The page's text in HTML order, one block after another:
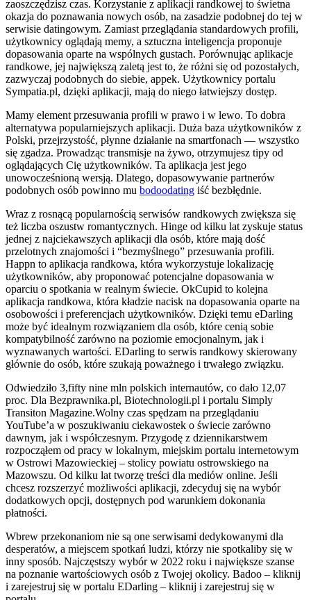
zaoszczędzisz czas. Korzystanie z aplikacji randkowej to świetna
okazja do poznawania nowych osób, na zasadzie podobnej do tej w
serwisie datingowym. Zamiast przeglądania standardowych profili,
użytkownicy oglądają memy, a sztuczna inteligencja proponuje
dopasowania oparte na wspólnych gustach. Porównując aplikacje
randkowe, jej największą zaletą jest to, że różni się od pozostałych,
zazwyczaj podobnych do siebie, appek. Użytkownicy portalu
Sympatia.pl, dzięki aplikacji, mają do niego łatwiejszy dostęp.
Mamy element przesuwania profili w prawo i w lewo. To dobra
alternatywa popularniejszych aplikacji. Duża baza użytkowników z
Polski, przejrzystość, płynne działanie na smartfonach — wszystko
się zgadza. Prowadząc transmisje na żywo, otrzymujesz tipy od
oglądających Cię użytkowników. Ta aplikacja jest jego
unowocześnioną wersją. Dlatego, dopasowywanie partnerów
podobnych osób powinno mu bodoodating iść bezbłędnie.
Wraz z rosnącą popularnością serwisów randkowych zwiększa się
też liczba oszustw romantycznych. Hinge od kilku lat zyskuje status
jednej z najciekawszych aplikacji dla osób, które mają dość
przelotnych znajomości i “bezmyślnego” przesuwania profili.
Happn to aplikacja randkowa, która wykorzystuje lokalizację
użytkowników, aby proponować potencjalne dopasowania w
oparciu o spotkania w realnym świecie. OkCupid to kolejna
aplikacja randkowa, która kładzie nacisk na dopasowania oparte na
osobowości i preferencjach użytkowników. Dzięki temu eDarling
może być idealnym rozwiązaniem dla osób, które cenią sobie
kompatybilność zarówno na poziomie emocjonalnym, jak i
wyznawanych wartości. EDarling to serwis randkowy skierowany
głównie do osób, które szukają poważnego i trwałego związku.
Odwiedziło 3,fifty nine mln polskich internautów, co dało 12,07
proc. Dla Bezprawnika.pl, Biotechnologii.pl i portalu Simply
Transiton Magazine.Wolny czas spędzam na przeglądaniu
YouTube’a w poszukiwaniu ciekawostek o świecie zarówno
dawnym, jak i współczesnym. Przygodę z dziennikarstwem
rozpocząłem od pracy w lokalnym, miejskim portalu internetowym
w Ostrowi Mazowieckiej – stolicy powiatu ostrowskiego na
Mazowszu. Od kilku lat tworzę treści dla mediów online. Jeśli
chcesz rozszerzyć możliwości aplikacji, zdecyduj się na wybór
dodatkowych opcji, dostępnych pod warunkiem dokonania
płatności.
Wbrew przekonaniom nie są one serwisami dedykowanymi dla
desperatów, a miejscem spotkań ludzi, którzy nie spotkaliby się w
inny sposób. Najczęstszy wybór w 2022 roku i największe szanse
na poznanie wartościowych osób z Twojej okolicy. Badoo – kliknij
i zarejestruj się w portalu EDarling – kliknij i zarejestruj się w